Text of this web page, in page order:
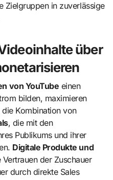
Zielgruppen in zuverlässige
über
von YouTube einen
bilden, maximieren
Kombination von
, die mit den
Publikums und ihrer
Digitale Produkte und
der Zuschauer
durch direkte Sales